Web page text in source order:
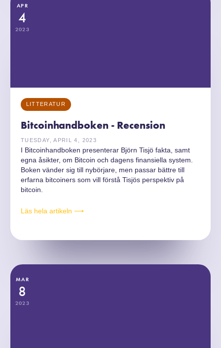
APR
4
2023
LITTERATUR
Bitcoinhandboken - Recension
TUESDAY, APRIL 4, 2023
I Bitcoinhandboken presenterar Björn Tisjö fakta, samt
egna åsikter, om Bitcoin och dagens finansiella system.
Boken vänder sig till nybörjare, men passar bättre till
erfarna bitcoiners som vill förstå Tisjös perspektiv på
bitcoin.
Läs hela artikeln ⟶
MAR
8
2023